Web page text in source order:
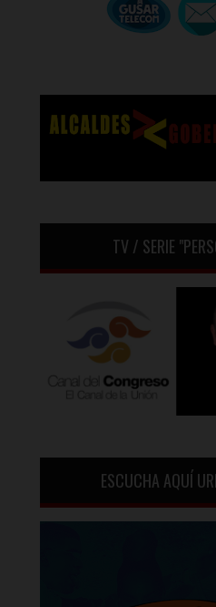
TV / SERIE
ESCUCHA AQUÍ